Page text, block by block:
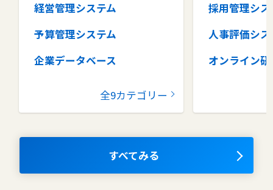
経営管理システム
予算管理システム
企業データベース
コラボレーションツール
ナレッジマネジメントツール
全9カテゴリー
採用管理シス
人事評価シス
オンライン研
タレントマ
OKRツール
すべてみる